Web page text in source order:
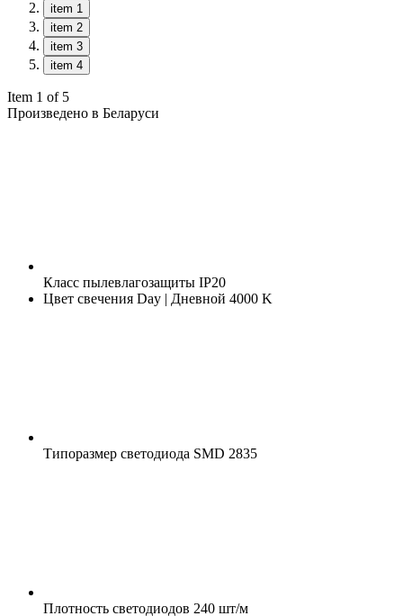
item 1
item 2
item 3
item 4
Item 1 of 5
Произведено в Беларуси
Класс пылевлагозащиты IP20
Цвет свечения Day | Дневной 4000 K
Типоразмер светодиода SMD 2835
Плотность светодиодов 240 шт/м